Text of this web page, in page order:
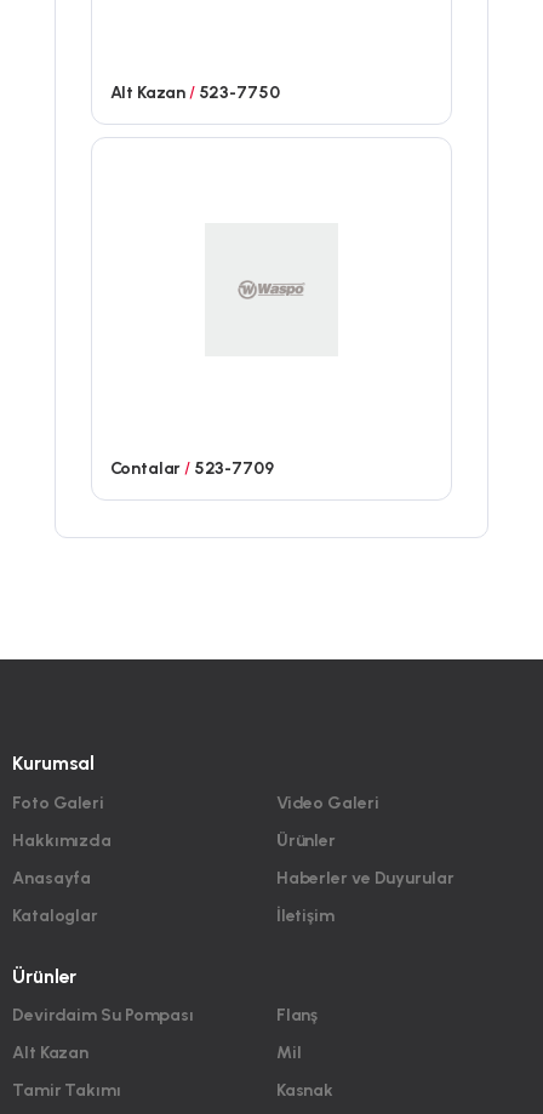
Alt Kazan/523-7750
Contalar/523-7709
Kurumsal
Foto Galeri
Hakkımızda
Anasayfa
Kataloglar
Video Galeri
Ürünler
Haberler ve Duyurular
İletişim
Ürünler
Devirdaim Su Pompası
Alt Kazan
Tamir Takımı
Flanş
Mil
Kasnak